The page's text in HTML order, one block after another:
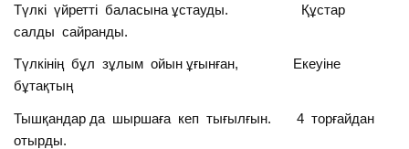
Түлкі үйретті баласына ұстауды. Құстар
салды сайранды.
Түлкінің бұл зұлым ойын ұғынған, Екеуіне
бұтақтың
Тышқандар да шыршаға кеп тығылғын. 4 торғайдан
отырды.